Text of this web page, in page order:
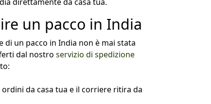
un pacco in India
di un pacco in India non è mai stata
dal nostro servizio di spedizione
da casa tua e il corriere ritira da